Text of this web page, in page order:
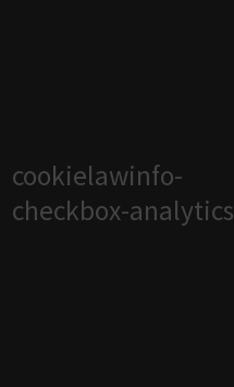
cookielawinfo-
checkbox-analytics